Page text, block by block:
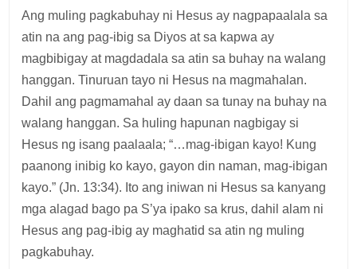
Ang muling pagkabuhay ni Hesus ay nagpapaalala sa
atin na ang pag-ibig sa Diyos at sa kapwa ay
magbibigay at magdadala sa atin sa buhay na walang
hanggan. Tinuruan tayo ni Hesus na magmahalan.
Dahil ang pagmamahal ay daan sa tunay na buhay na
walang hanggan. Sa huling hapunan nagbigay si
Hesus ng isang paalaala; “…mag-ibigan kayo! Kung
paanong inibig ko kayo, gayon din naman, mag-ibigan
kayo.” (Jn. 13:34). Ito ang iniwan ni Hesus sa kanyang
mga alagad bago pa S’ya ipako sa krus, dahil alam ni
Hesus ang pag-ibig ay maghatid sa atin ng muling
pagkabuhay.